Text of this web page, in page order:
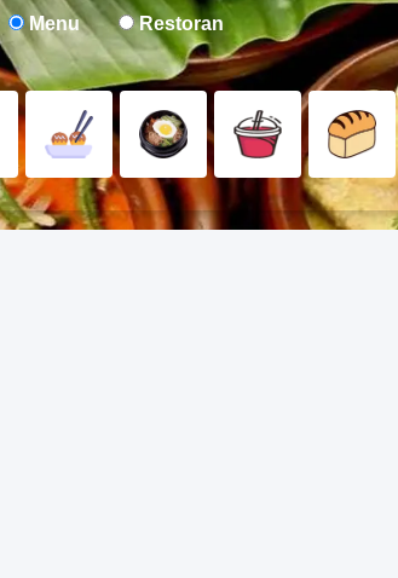
Menu Restoran